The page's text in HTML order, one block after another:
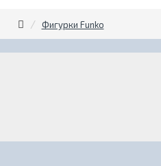
Фигурки Funko